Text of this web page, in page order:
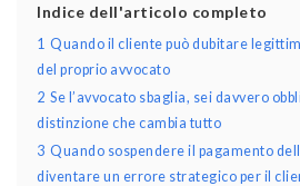
Indice dell'articolo completo
1 Quando il cliente può dubitare
del proprio avvocato
2 Se l’avvocato sbaglia, sei davvero
distinzione che cambia tutto
3 Quando sospendere il pagamento
diventare un errore strategico per il